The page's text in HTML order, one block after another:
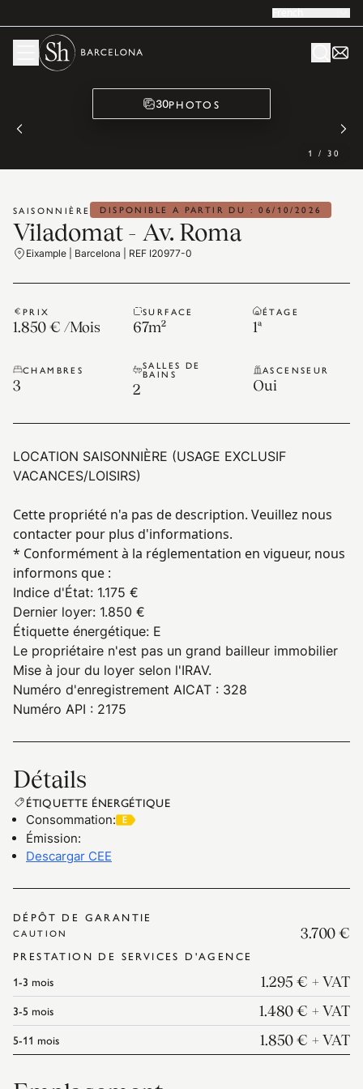
French
30PHOTOS
1 / 30
SAISONNIÈRE DISPONIBLE A PARTIR DU : 06/10/2026
Viladomat - Av. Roma
Eixample | Barcelona | REF I20977-0
PRIX
1.850 € /Mois
SURFACE
67m²
ÉTAGE
1ª
CHAMBRES
3
SALLES DE
BAINS
2
ASCENSEUR
Oui
LOCATION SAISONNIÈRE (USAGE EXCLUSIF
VACANCES/LOISIRS)
Cette propriété n'a pas de description. Veuillez nous
contacter pour plus d'informations.
* Conformément à la réglementation en vigueur, nous
informons que :
Indice d'État: 1.175 €
Dernier loyer: 1.850 €
Étiquette énergétique: E
Le propriétaire n'est pas un grand bailleur immobilier
Mise à jour du loyer selon l'IRAV.
Numéro d'enregistrement AICAT : 328
Numéro API : 2175
Détails
ÉTIQUETTE ÉNERGÉTIQUE
Consommation:
Émission:
Descargar CEE
DÉPÔT DE GARANTIE
CAUTION 3.700 €
PRESTATION DE SERVICES D'AGENCE
1-3 mois 1.295 € + VAT
3-5 mois 1.480 € + VAT
5-11 mois 1.850 € + VAT